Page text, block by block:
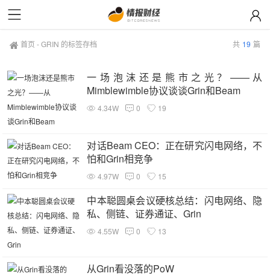
首页 -GRIN 的标签存档 共 19 篇
一场泡沫还是熊市之光？——从
Mimblewimble协议谈谈Grin和Beam
4.34W 0 19
对话Beam CEO：正在研究闪电网络，不
怕和Grin相竞争
4.97W 0 15
中本聪圆桌会议硬核总结：闪电网络、隐
私、侧链、证券通证、Grin
4.55W 0 13
从Grin看没落的PoW